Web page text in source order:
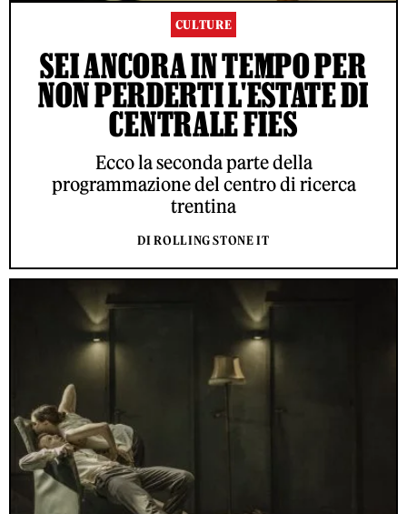
CULTURE
SEI ANCORA IN TEMPO PER
NON PERDERTI L'ESTATE DI
CENTRALE FIES
Ecco la seconda parte della
programmazione del centro di ricerca
trentina
DI ROLLING STONE IT